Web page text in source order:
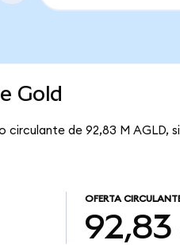
Gold
circulante de 92,83 M AGLD,
OFERTA
92,83